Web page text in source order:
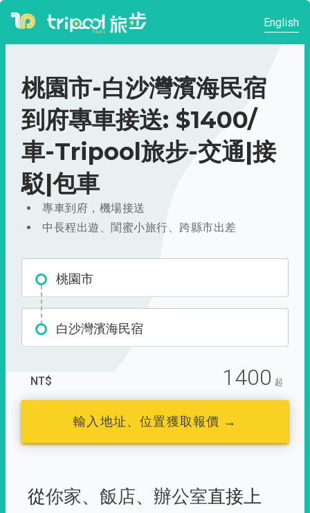
English
桃園市-白沙灣濱海民宿
到府專車接送: $1400/
車-Tripool旅步-交通|接
駁|包車
專車到府，機場接送
中長程出遊、閨蜜小旅行、跨縣市出差
桃園市
白沙灣濱海民宿
NT$ 1400 起
輸入地址、位置獲取報價 →
從你家、 飯店、 辦公室直接上